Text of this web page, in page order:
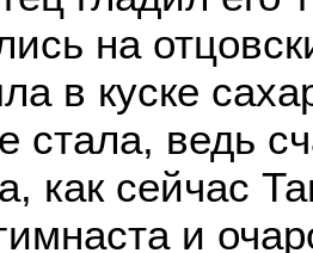
на
в куске
стала, ведь
как сейчас
и